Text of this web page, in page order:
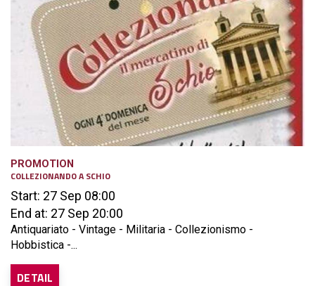
PROMOTION
COLLEZIONANDO A SCHIO
Start: 27 Sep 08:00
End at: 27 Sep 20:00
Antiquariato - Vintage - Militaria - Collezionismo -
Hobbistica -...
DETAIL